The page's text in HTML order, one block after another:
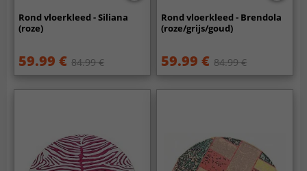
Rond vloerkleed - Siliana
(roze)
59.99 € 84.99 €
Rond vloerkleed - Brendola
(roze/grijs/goud)
59.99 € 84.99 €